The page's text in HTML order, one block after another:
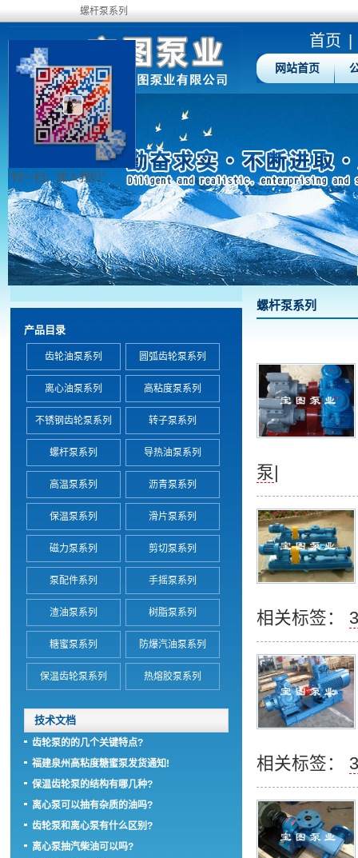
螺杆泵系列
首页
网站首页
螺杆泵系列
泵|
相关标签：
相关标签：
产品目录
齿轮油泵系列 圆弧齿轮泵系列
离心油泵系列 高粘度泵系列
不锈钢齿轮泵系列 转子泵系列
螺杆泵系列 导热油泵系列
高温泵系列 沥青泵系列
保温泵系列 滑片泵系列
磁力泵系列 剪切泵系列
泵配件系列 手摇泵系列
渣油泵系列 树脂泵系列
糖蜜泵系列 防爆汽油泵系列
保温齿轮泵系列 热熔胶泵系列
技术文档
齿轮泵的的几个关键特点?
福建泉州高粘度糖蜜泵发货通知!
保温齿轮泵的结构有哪几种?
离心泵可以抽有杂质的油吗?
齿轮泵和离心泵有什么区别?
离心泵抽汽柴油可以吗?
"扫一扫，加入我们"